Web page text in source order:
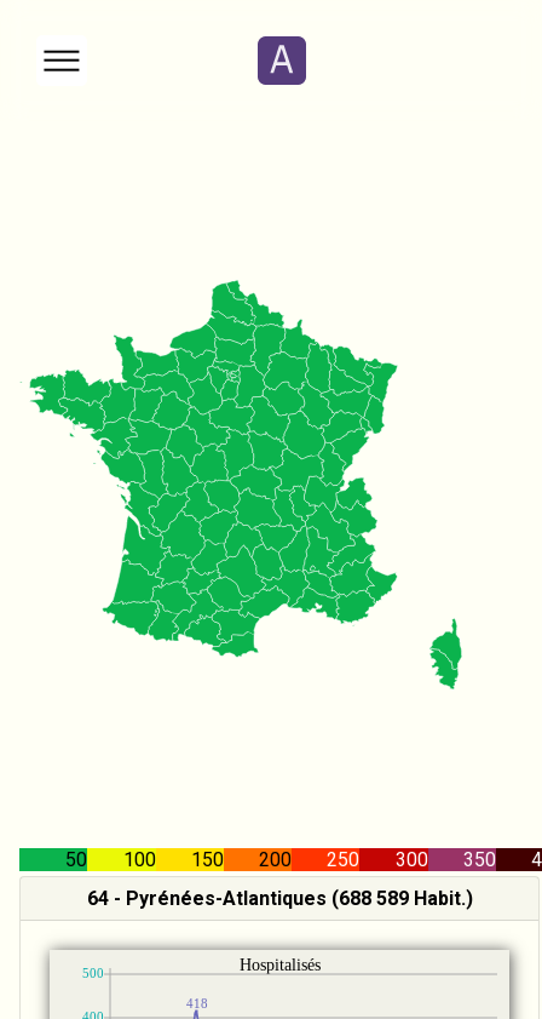
50 100 150 200 250 300 350
64 - Pyrénées-Atlantiques (688 589 Habit.)